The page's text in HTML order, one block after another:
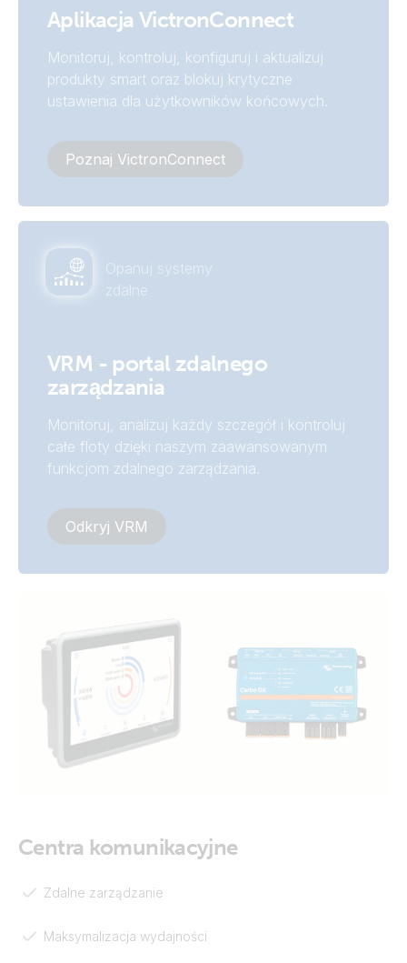
Aplikacja VictronConnect
Monitoruj, kontroluj, konfiguruj i aktualizuj
produkty smart oraz blokuj krytyczne
ustawienia dla użytkowników końcowych.
Poznaj VictronConnect
Opanuj systemy
zdalne
VRM - portal zdalnego
zarządzania
Monitoruj, analizuj każdy szczegół i kontroluj
całe floty dzięki naszym zaawansowanym
funkcjom zdalnego zarządzania.
Odkryj VRM
Centra komunikacyjne
Zdalne zarządzanie
Maksymalizacja wydajności